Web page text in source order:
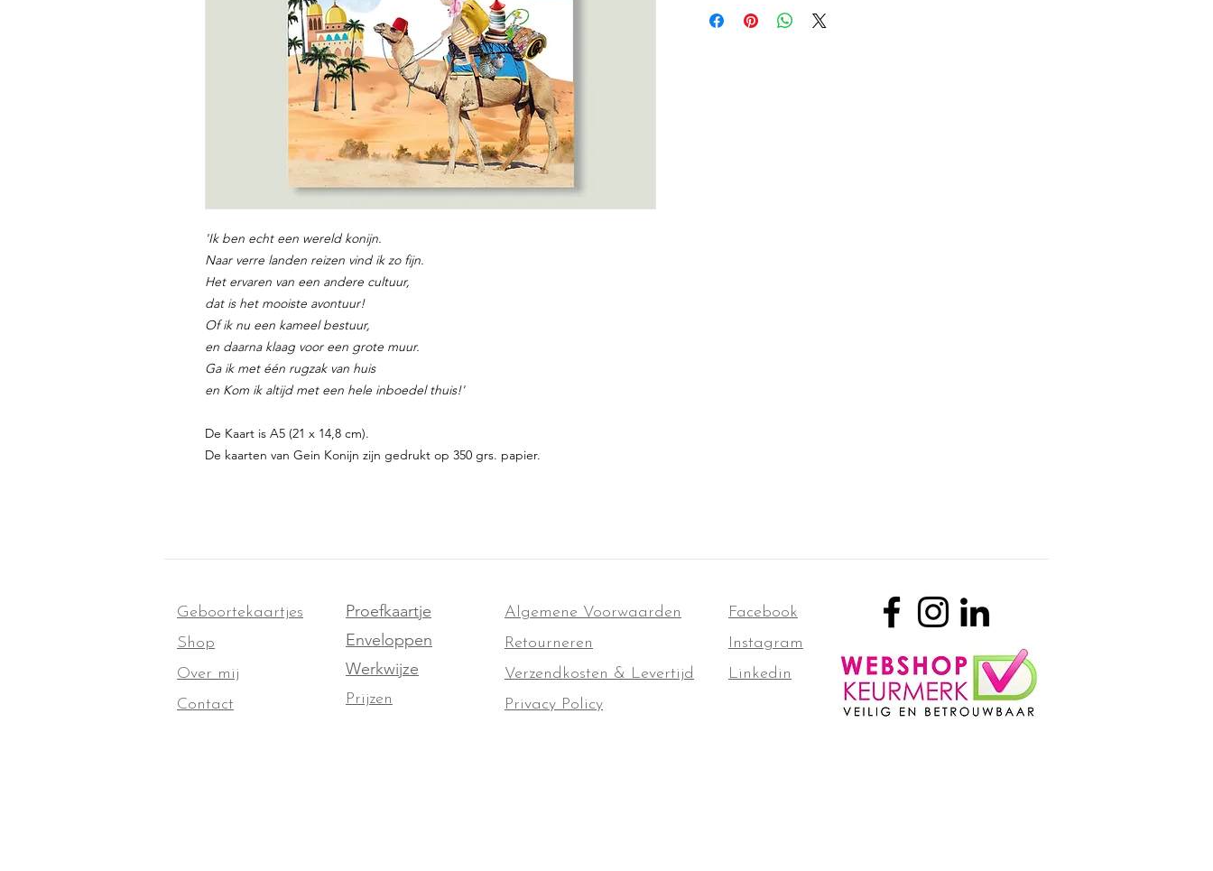
'Ik ben echt een wereld konijn.
Naar verre landen reizen vind ik zo fijn.
Het ervaren van een andere cultuur,
dat is het mooiste avontuur!
Of ik nu een kameel bestuur,
en daarna klaag voor een grote muur.
Ga ik met één rugzak van huis
en Kom ik altijd met een hele inboedel thuis!'
De Kaart is A5 (21 x 14,8 cm).
De kaarten van Gein Konijn zijn gedrukt op 350 grs. papier.
Geboortekaartjes
Shop
Over mij
Contact
Proefkaartje
Enveloppen
Werkwijze
Prijzen
Algemene Voorwaarden
Retourneren
Verzendkosten & Levertijd
Privacy Policy
Facebook
Instagram
Linkedin